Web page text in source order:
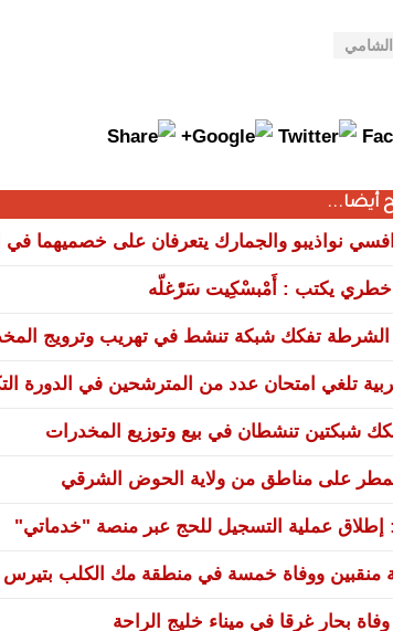
الشامي
أيضا...
نواذيبو والجمارك يتعرفان على خصميهما في
خطري يكتب : أَمْبسْكِيت سَرّْغلّه
: الشرطة تفكك شبكة تنشط في تهريب وترويج
تلغي امتحان عدد من المترشحين في الدورة
شبكتين تنشطان في بيع وتوزيع المخدرات
على مناطق من ولاية الحوض الشرقي
إطلاق عملية التسجيل للحج عبر منصة "خدماتي"
منقبين ووفاة خمسة في منطقة مك الكلب بتيرس
وفاة بحار غرقا في ميناء خليج الراحة